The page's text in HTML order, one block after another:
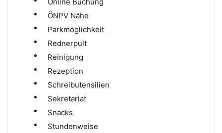
ÖNPV Nähe
Parkmöglichkeit
Rednerpult
Reinigung
Rezeption
Schreibutensilien
Sekretariat
Snacks
Stundenweise